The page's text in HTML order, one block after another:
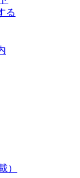
る
）